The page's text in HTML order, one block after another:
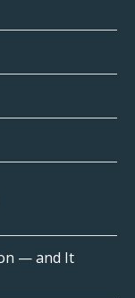
— and It